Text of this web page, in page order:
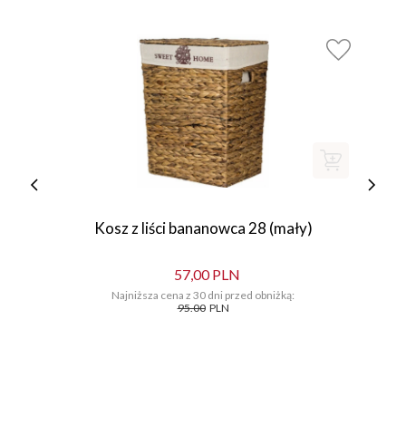
Kosz z liści bananowca 28 (mały)
57,00 PLN
Najniższa cena z 30 dni przed obniżką:
95.00 PLN